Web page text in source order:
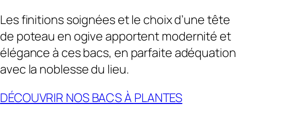
Les finitions soignées et le choix d’une tête
de poteau en ogive apportent modernité et
élégance à ces bacs, en parfaite adéquation
avec la noblesse du lieu.
DÉCOUVRIR NOS BACS ÀPLANTES